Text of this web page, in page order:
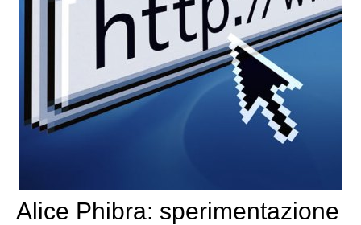
Alice Phibra: sperimentazione